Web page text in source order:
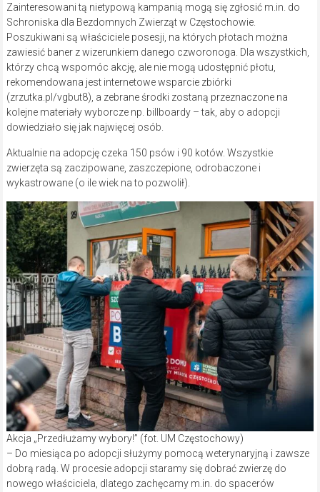
Zainteresowani tą nietypową kampanią mogą się zgłosić m.in. do
Schroniska dla Bezdomnych Zwierząt w Częstochowie.
Poszukiwani są właściciele posesji, na których płotach można
zawiesić baner z wizerunkiem danego czworonoga. Dla wszystkich,
którzy chcą wspomóc akcję, ale nie mogą udostępnić płotu,
rekomendowana jest internetowe wsparcie zbiórki
(zrzutka.pl/vgbut8), a zebrane środki zostaną przeznaczone na
kolejne materiały wyborcze np. billboardy – tak, aby o adopcji
dowiedziało się jak najwięcej osób.
Aktualnie na adopcję czeka 150 psów i 90 kotów. Wszystkie
zwierzęta są zaczipowane, zaszczepione, odrobaczone i
wykastrowane (o ile wiek na to pozwolił).
Akcja „Przedłużamy wybory!” (fot. UM Częstochowy)
– Do miesiąca po adopcji służymy pomocą weterynaryjną i zawsze
dobrą radą. W procesie adopcji staramy się dobrać zwierzę do
nowego właściciela, dlatego zachęcamy m.in. do spacerów